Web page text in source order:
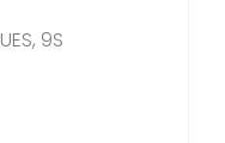
9S